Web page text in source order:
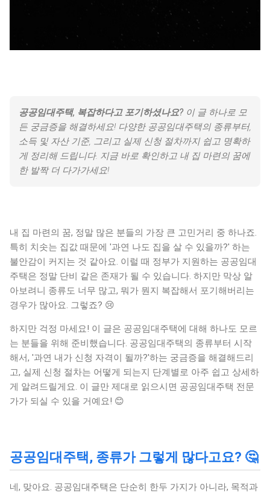
공공임대주택, 복잡하다고 포기하셨나요?이 글 하나로 모
든 궁금증을 해결하세요! 다양한 공공임대주택의 종류부터,
소득 및 자산 기준, 그리고 실제 신청 절차까지 쉽고 명확하
게 정리해 드립니다. 지금 바로 확인하고 내 집 마련의 꿈에
한 발짝 더 다가가세요!
내 집 마련의 꿈, 정말 많은 분들의 가장 큰 고민거리 중 하나죠.
특히 치솟는 집값 때문에 '과연 나도 집을 살 수 있을까?' 하는
불안감이 커지는 것 같아요. 이럴 때 정부가 지원하는 공공임대
주택은 정말 단비 같은 존재가 될 수 있습니다. 하지만 막상 알
아보려니 종류도 너무 많고, 뭐가 뭔지 복잡해서 포기해버리는
경우가 많아요. 그렇죠? 😢
하지만 걱정 마세요! 이 글은 공공임대주택에 대해 하나도 모르
는 분들을 위해 준비했습니다. 공공임대주택의 종류부터 시작
해서, '과연 내가 신청 자격이 될까?'하는 궁금증을 해결해드리
고, 실제 신청 절차는 어떻게 되는지 단계별로 아주 쉽고 상세하
게 알려드릴게요. 이 글만 제대로 읽으시면 공공임대주택 전문
가가 되실 수 있을 거예요! 😊
공공임대주택, 종류가 그렇게 많다고요? 🤔
네, 맞아요. 공공임대주택은 단순히 한두 가지가 아니라, 목적과